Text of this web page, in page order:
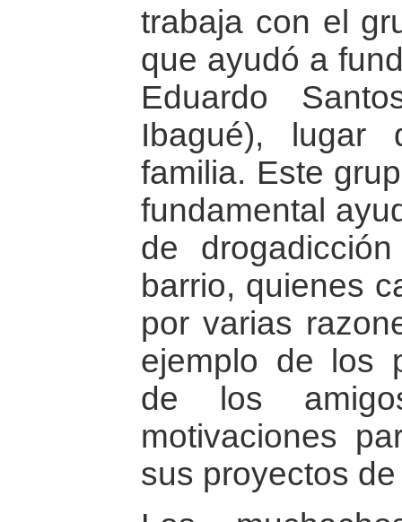
trabaja con el
que ayudó a
Eduardo
Ibagué),
familia. Este
fundamental
de
barrio, quienes
por varias
ejemplo de los
de los
motivaciones
sus proyectos